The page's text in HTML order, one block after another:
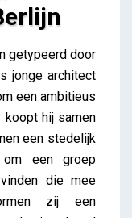
getypeerd door
jonge architect
een ambitieus
koopt hij samen
een stedelijk
een groep
die mee
zij een